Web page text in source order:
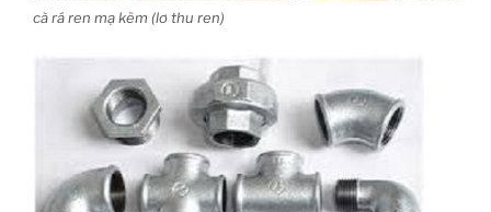
cà rá ren mạ kẽm (lơ thu ren)